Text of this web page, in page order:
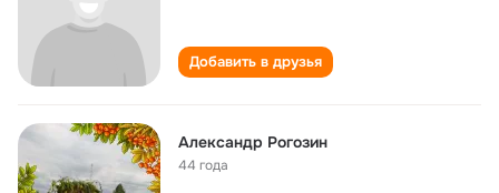
Добавить в друзья
Александр Рогозин
44 года